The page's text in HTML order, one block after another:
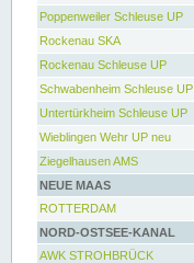
Poppenweiler Schleuse UP
Rockenau SKA
Rockenau Schleuse UP
Schwabenheim Schleuse UP
Untertürkheim Schleuse UP
Wieblingen Wehr UP neu
Ziegelhausen AMS
NEUE MAAS
ROTTERDAM
NORD-OSTSEE-KANAL
AWK STROHBRÜCK